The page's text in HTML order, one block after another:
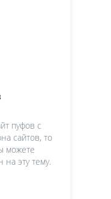
пуфов с
сайтов, то
можете
эту тему.